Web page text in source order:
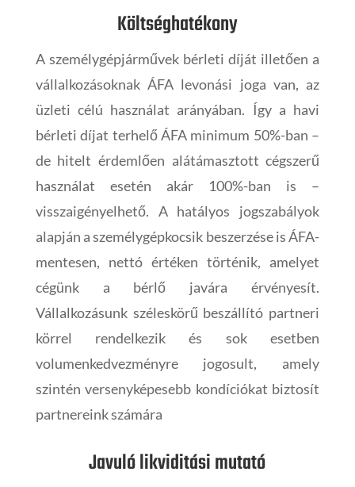
Költséghatékony
A személygépjárművek bérleti díját illetően a
vállalkozásoknak ÁFA levonási joga van, az
üzleti célú használat arányában. Így a havi
bérleti díjat terhelő ÁFA minimum 50%-ban –
de hitelt érdemlően alátámasztott cégszerű
használat esetén akár 100%-ban is –
visszaigényelhető. A hatályos jogszabályok
alapján a személygépkocsik beszerzése is ÁFA-
mentesen, nettó értéken történik, amelyet
cégünk a bérlő javára érvényesít.
Vállalkozásunk széleskörű beszállító partneri
körrel rendelkezik és sok esetben
volumenkedvezményre jogosult, amely
szintén versenyképesebb kondíciókat biztosít
partnereink számára
Javuló likviditási mutató